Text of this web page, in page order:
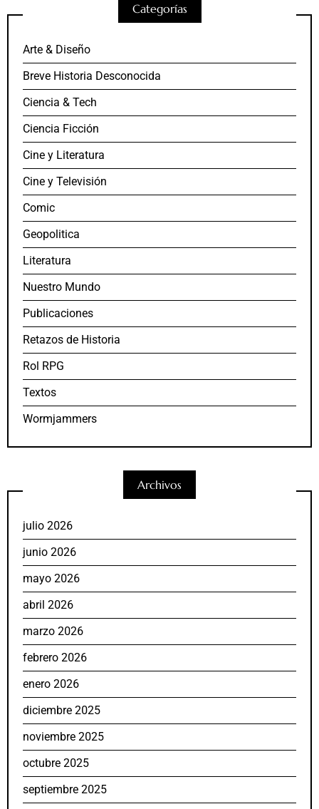
Categorías
Arte & Diseño
Breve Historia Desconocida
Ciencia & Tech
Ciencia Ficción
Cine y Literatura
Cine y Televisión
Comic
Geopolitica
Literatura
Nuestro Mundo
Publicaciones
Retazos de Historia
Rol RPG
Textos
Wormjammers
Archivos
julio 2026
junio 2026
mayo 2026
abril 2026
marzo 2026
febrero 2026
enero 2026
diciembre 2025
noviembre 2025
octubre 2025
septiembre 2025